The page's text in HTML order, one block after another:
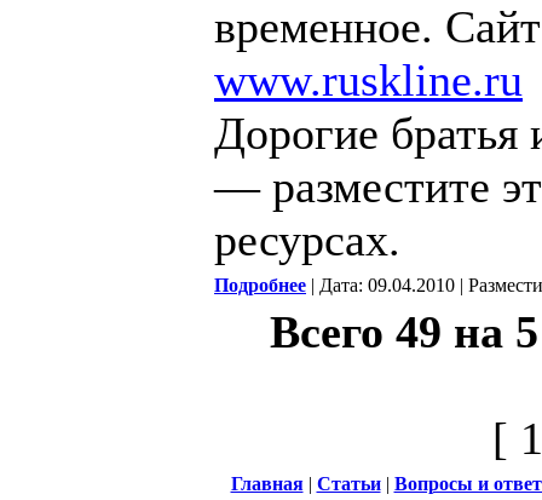
временное.
www.ruskline.ru
Дорогие братья
— разместите
ресурсах.
Подробнее | Дата: 09.04.2010 |
Всего 49 на
[
Главная| Статьи| Вопросы и